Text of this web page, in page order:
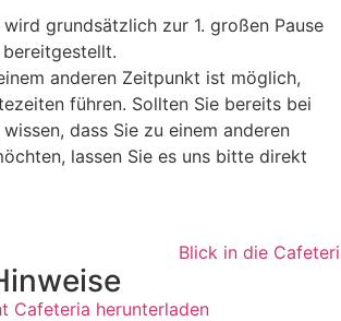
wird grundsätzlich zur 1. großen Pause
anderen Zeitpunkt ist möglich,
führen. Sollten Sie bereits bei
dass Sie zu einem anderen
lassen Sie es uns bitte direkt
Cafeteria herunterladen